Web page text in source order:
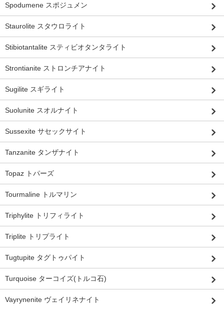
Spodumene スポジュメン
Staurolite スタウロライト
Stibiotantalite スティビオタンタライト
Strontianite ストロンチアナイト
Sugilite スギライト
Suolunite スオルナイト
Sussexite サセックサイト
Tanzanite タンザナイト
Topaz トパーズ
Tourmaline トルマリン
Triphylite トリフィライト
Triplite トリプライト
Tugtupite タグトゥパイト
Turquoise ターコイズ(トルコ石)
Vayrynenite ヴェイリネナイト